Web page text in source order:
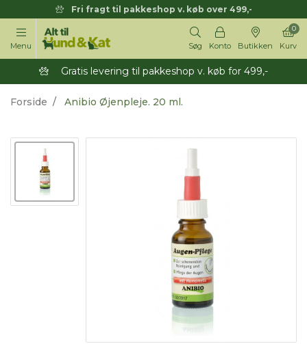
Fri fragt til pakkeshop v. køb over 499,-
Menu Søg Konto Butikken Kurv
0
Gratis levering til pakkeshop v. køb for 499,-
Forside Anibio Øjenpleje. 20 ml.